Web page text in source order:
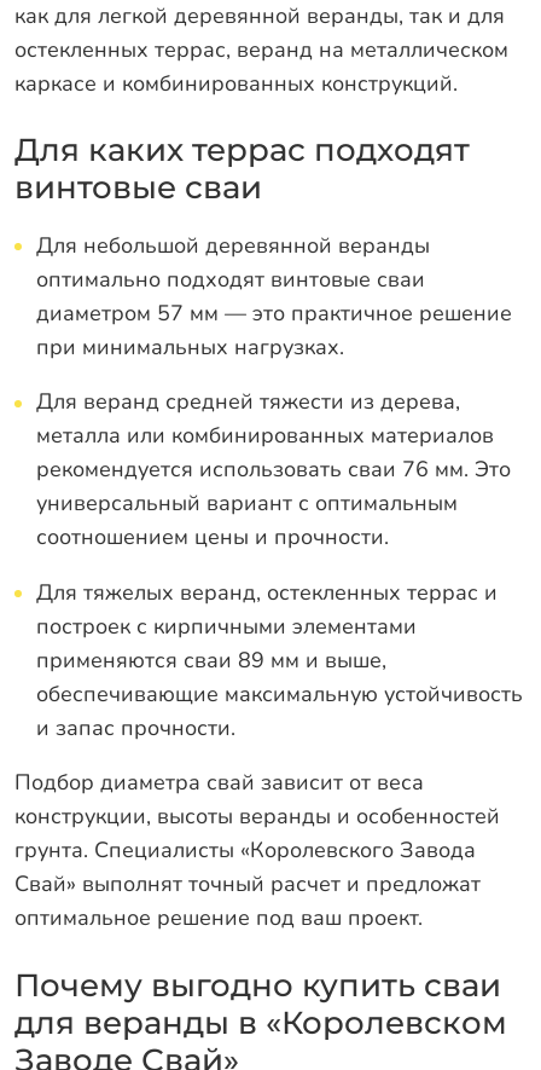
как для легкой деревянной веранды, так и для
остекленных террас, веранд на металлическом
каркасе и комбинированных конструкций.
Для каких террас подходят
винтовые сваи
Для небольшой деревянной веранды
оптимально подходят винтовые сваи
диаметром 57 мм — это практичное решение
при минимальных нагрузках.
Для веранд средней тяжести из дерева,
металла или комбинированных материалов
рекомендуется использовать сваи 76 мм. Это
универсальный вариант с оптимальным
соотношением цены и прочности.
Для тяжелых веранд, остекленных террас и
построек с кирпичными элементами
применяются сваи 89 мм и выше,
обеспечивающие максимальную устойчивость
и запас прочности.
Подбор диаметра свай зависит от веса
конструкции, высоты веранды и особенностей
грунта. Специалисты «Королевского Завода
Свай» выполнят точный расчет и предложат
оптимальное решение под ваш проект.
Почему выгодно купить сваи
для веранды в «Королевском
Заводе Свай»